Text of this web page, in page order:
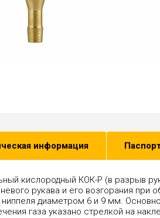
информация
кислородный КОК-Р (в разрыв
рукава и его возгорания
диаметром 6 и 9 мм.
газа указано стрелкой на